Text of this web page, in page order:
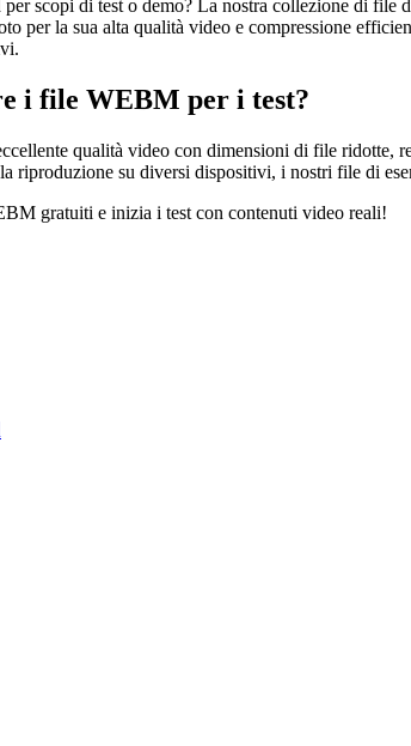
scopi di test o demo? La nostra collezione di
per la sua alta qualità video e compressione
i file WEBM per i test?
qualità video con dimensioni di file ridotte,
riproduzione su diversi dispositivi, i nostri file di
gratuiti e inizia i test con contenuti video reali!